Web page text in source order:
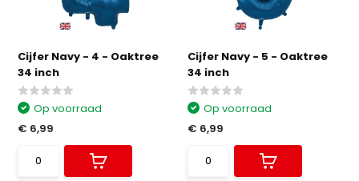
Cijfer Navy - 4 - Oaktree
34 inch
Op voorraad
€ 6,99
Cijfer Navy - 5 - Oaktree
34 inch
Op voorraad
€ 6,99